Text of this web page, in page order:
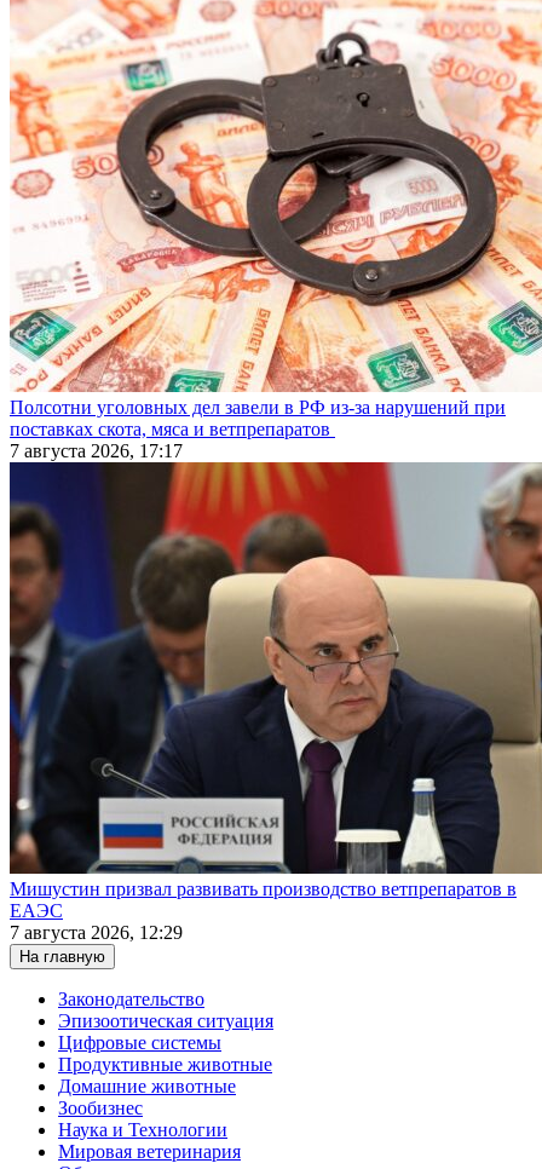
Полсотни уголовных дел завели в РФ из-за нарушений при
поставках скота, мяса и ветпрепаратов
7 августа 2026, 17:17
Мишустин призвал развивать производство ветпрепаратов в
ЕАЭС
7 августа 2026, 12:29
На главную
Законодательство
Эпизоотическая ситуация
Цифровые системы
Продуктивные животные
Домашние животные
Зообизнес
Наука и Технологии
Мировая ветеринария